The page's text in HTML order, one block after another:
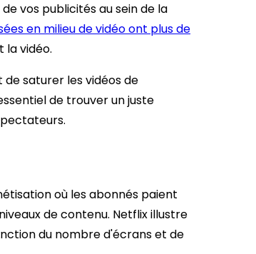
vos publicités au sein de la
en milieu de vidéo ont plus de
la vidéo.
saturer les vidéos de
de trouver un juste
où les abonnés paient
de contenu. Netflix illustre
du nombre d'écrans et de